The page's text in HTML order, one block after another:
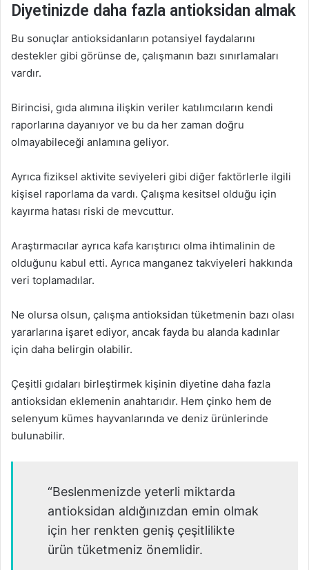
Diyetinizde daha fazla antioksidan almak
Bu sonuçlar antioksidanların potansiyel faydalarını
destekler gibi görünse de, çalışmanın bazı sınırlamaları
vardır.
Birincisi, gıda alımına ilişkin veriler katılımcıların kendi
raporlarına dayanıyor ve bu da her zaman doğru
olmayabileceği anlamına geliyor.
Ayrıca fiziksel aktivite seviyeleri gibi diğer faktörlerle ilgili
kişisel raporlama da vardı. Çalışma kesitsel olduğu için
kayırma hatası riski de mevcuttur.
Araştırmacılar ayrıca kafa karıştırıcı olma ihtimalinin de
olduğunu kabul etti. Ayrıca manganez takviyeleri hakkında
veri toplamadılar.
Ne olursa olsun, çalışma antioksidan tüketmenin bazı olası
yararlarına işaret ediyor, ancak fayda bu alanda kadınlar
için daha belirgin olabilir.
Çeşitli gıdaları birleştirmek kişinin diyetine daha fazla
antioksidan eklemenin anahtarıdır. Hem çinko hem de
selenyum kümes hayvanlarında ve deniz ürünlerinde
bulunabilir.
“Beslenmenizde yeterli miktarda
antioksidan aldığınızdan emin olmak
için her renkten geniş çeşitlilikte
ürün tüketmeniz önemlidir.